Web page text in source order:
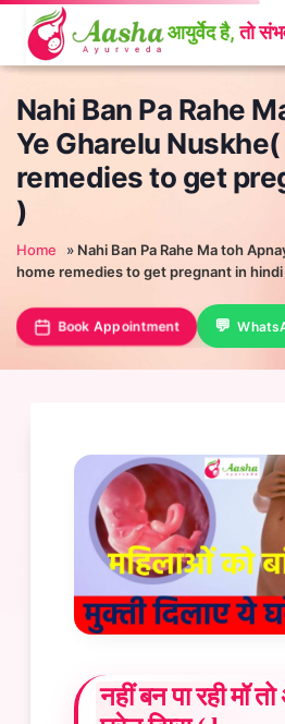
content
Nahi Ban Pa Rahe
Ye Gharelu
remedies to get
)
Home » Nahi Ban Pa Rahe Ma toh
home remedies to get pregnant in hindi
Book Appointment
नहीं बन पा रही मॉ